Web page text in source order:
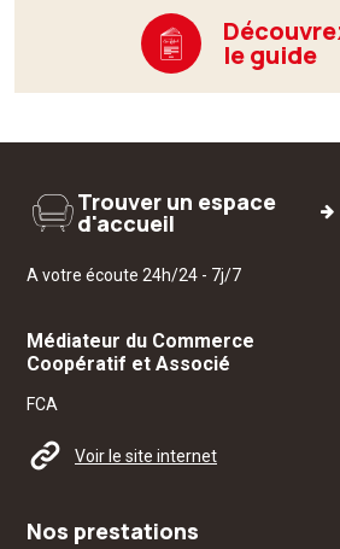
le guide
Trouver un espace
d'accueil
A votre écoute 24h/24 - 7j/7
Médiateur du Commerce
Coopératif et Associé
FCA
Voir le site internet
Nos prestations